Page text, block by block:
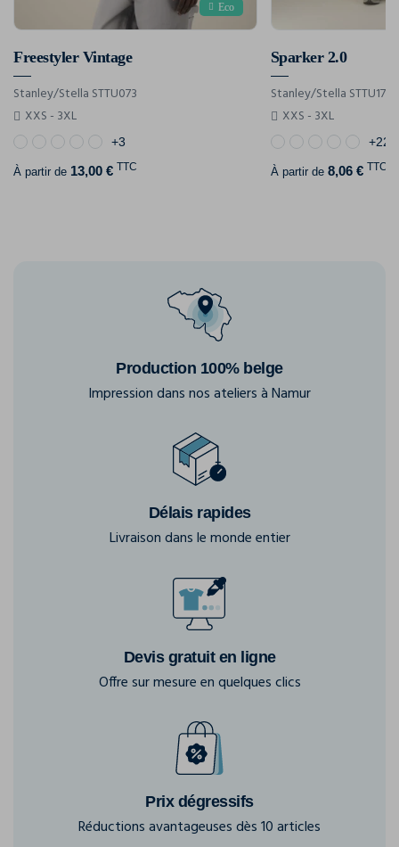
Eco
Freestyler Vintage
Stanley/Stella STTU073
XXS - 3XL
+3
À partir de 13,00 € TTC
Sparker 2.0
Stanley/Stella STTU171
XXS - 3XL
+22
À partir de 8,06 € TTC
Production 100% belge
Impression dans nos ateliers à Namur
Délais rapides
Livraison dans le monde entier
Devis gratuit en ligne
Offre sur mesure en quelques clics
Prix dégressifs
Réductions avantageuses dès 10 articles